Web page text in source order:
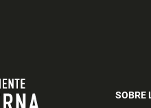
SOBRE